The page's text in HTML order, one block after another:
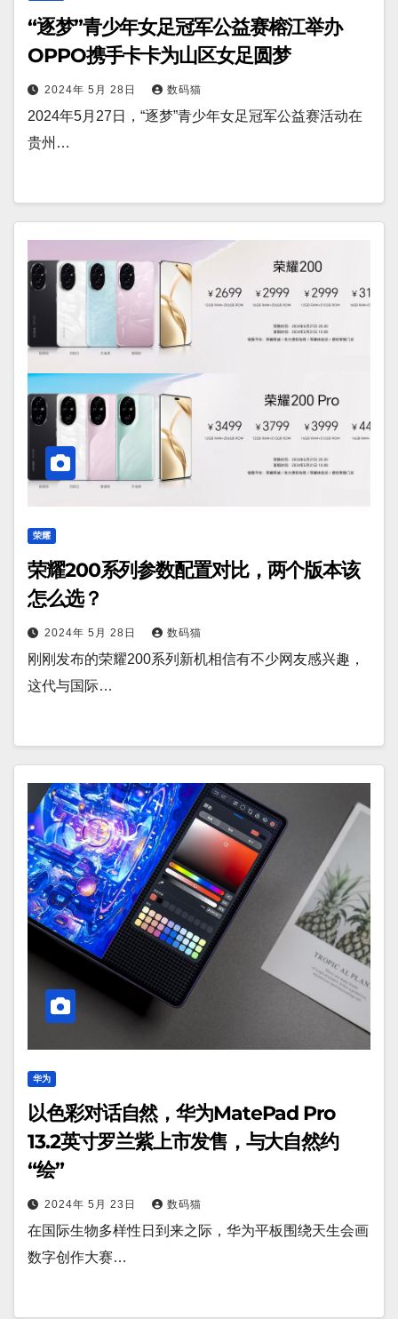
“逐梦”青少年女足冠军公益赛榕江举办
OPPO携手卡卡为山区女足圆梦
2024年 5月 28日 数码猫
2024年5月27日，“逐梦”青少年女足冠军公益赛活动在
贵州…
荣耀
荣耀200系列参数配置对比，两个版本该
怎么选？
2024年 5月 28日 数码猫
刚刚发布的荣耀200系列新机相信有不少网友感兴趣，
这代与国际…
华为
以色彩对话自然，华为MatePad Pro
13.2英寸罗兰紫上市发售，与大自然约
“绘”
2024年 5月 23日 数码猫
在国际生物多样性日到来之际，华为平板围绕天生会画
数字创作大赛…